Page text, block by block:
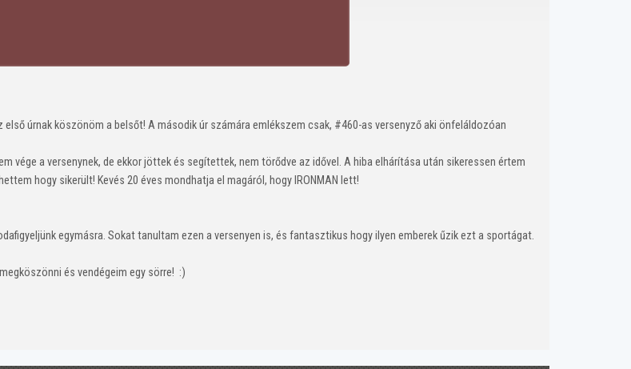
úrnak köszönöm a belsőt! A második úr számára emlékszem csak, #460-as versenyző aki önfeláldozóan
vége a versenynek, de ekkor jöttek és segítettek, nem törődve az idővel. A hiba elhárítása után sikeressen értem
hogy sikerült! Kevés 20 éves mondhatja el magáról, hogy IRONMAN lett!
egymásra. Sokat tanultam ezen a versenyen is, és fantasztikus hogy ilyen emberek űzik ezt a sportágat.
és vendégeim egy sörre! :)